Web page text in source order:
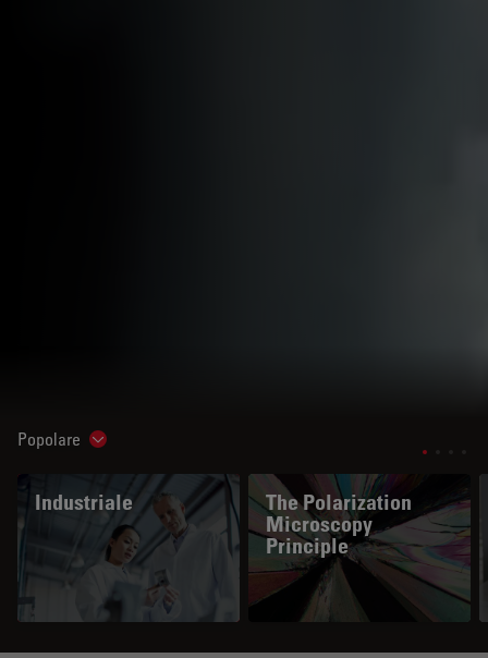
Popolare Show subnavigation
Industriale
The Polarization
Microscopy
Principle